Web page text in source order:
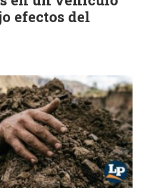
efectos del